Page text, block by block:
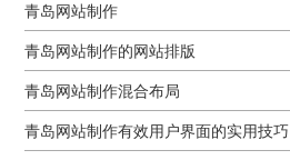
青岛网站制作
青岛网站制作的网站排版
青岛网站制作混合布局
青岛网站制作有效用户界面的实用技巧